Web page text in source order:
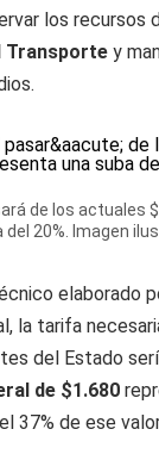
los recursos
Transporte y
de los actuales
20%. Imagen
elaborado
la tarifa
del Estado
de $1.680
37% de ese